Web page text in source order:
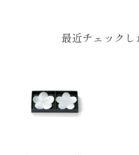
あります。最近チェックし